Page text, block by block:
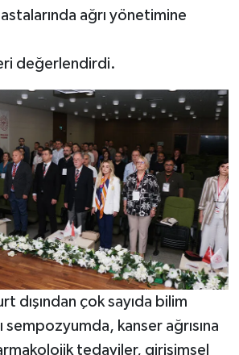
ağrı yönetimine
değerlendirdi.
dışından çok sayıda bilim
sempozyumda, kanser ağrısına
tedaviler, girişimsel